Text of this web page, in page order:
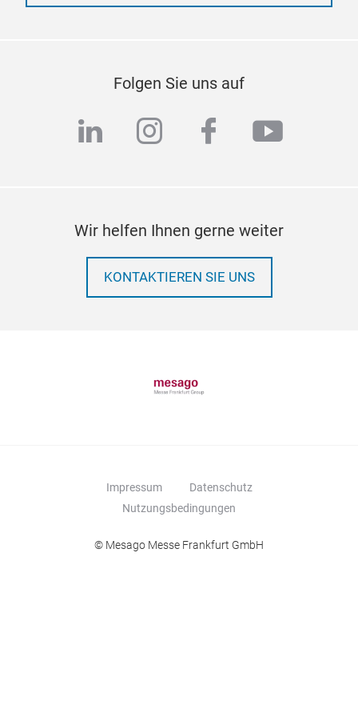
Folgen Sie uns auf
linkedininstagram
facebook
Wir helfen Ihnen gerne weiter
KONTAKTIEREN SIE UNS
Impressum
Datenschutz
Nutzungsbedingungen
© Mesago Messe Frankfurt GmbH